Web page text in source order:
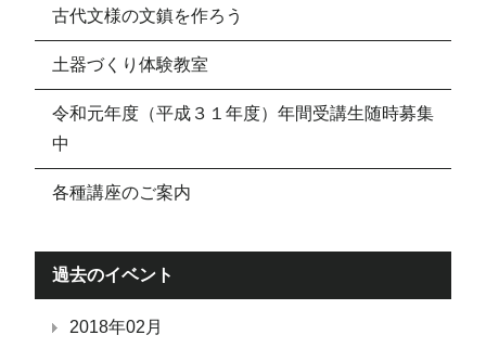
古代文様の文鎮を作ろう
土器づくり体験教室
令和元年度（平成３１年度）年間受講生随時募集
中
各種講座のご案内
過去のイベント
2018年02月